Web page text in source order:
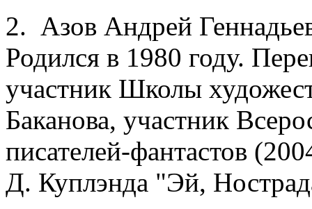
2. Азов Андрей
Родился в 1980 году.
участник Школы
Баканова, участник
писателей-фантастов
Д. Куплэнда "Эй,